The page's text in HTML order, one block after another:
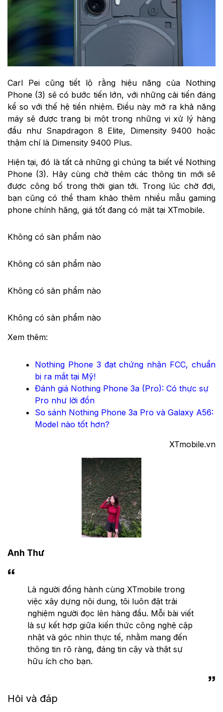
Carl Pei cũng tiết lộ rằng hiệu năng của Nothing
Phone (3) sẽ có bước tiến lớn, với những cải tiến đáng
kể so với thế hệ tiền nhiệm. Điều này mở ra khả năng
máy sẽ được trang bị một trong những vi xử lý hàng
đầu như Snapdragon 8 Elite, Dimensity 9400 hoặc
thậm chí là Dimensity 9400 Plus.
Hiện tại, đó là tất cả những gì chúng ta biết về Nothing
Phone (3). Hãy cùng chờ thêm các thông tin mới sẽ
được công bố trong thời gian tới. Trong lúc chờ đợi,
bạn cũng có thể tham khảo thêm nhiều mẫu gaming
phone chính hãng, giá tốt đang có mặt tại XTmobile.
Không có sản phẩm nào
Không có sản phẩm nào
Không có sản phẩm nào
Không có sản phẩm nào
Xem thêm:
Nothing Phone 3 đạt chứng nhận FCC, chuẩn
bị ra mắt tại Mỹ!
Đánh giá Nothing Phone 3a (Pro): Có thực sự
Pro như lời đồn
So sánh Nothing Phone 3a Pro và Galaxy A56:
Model nào tốt hơn?
XTmobile.vn
Anh Thư
Là người đồng hành cùng XTmobile trong
việc xây dựng nội dung, tôi luôn đặt trải
nghiệm người đọc lên hàng đầu. Mỗi bài viết
là sự kết hợp giữa kiến thức công nghệ cập
nhật và góc nhìn thực tế, nhằm mang đến
thông tin rõ ràng, đáng tin cậy và thật sự
hữu ích cho bạn.
Hỏi và đáp